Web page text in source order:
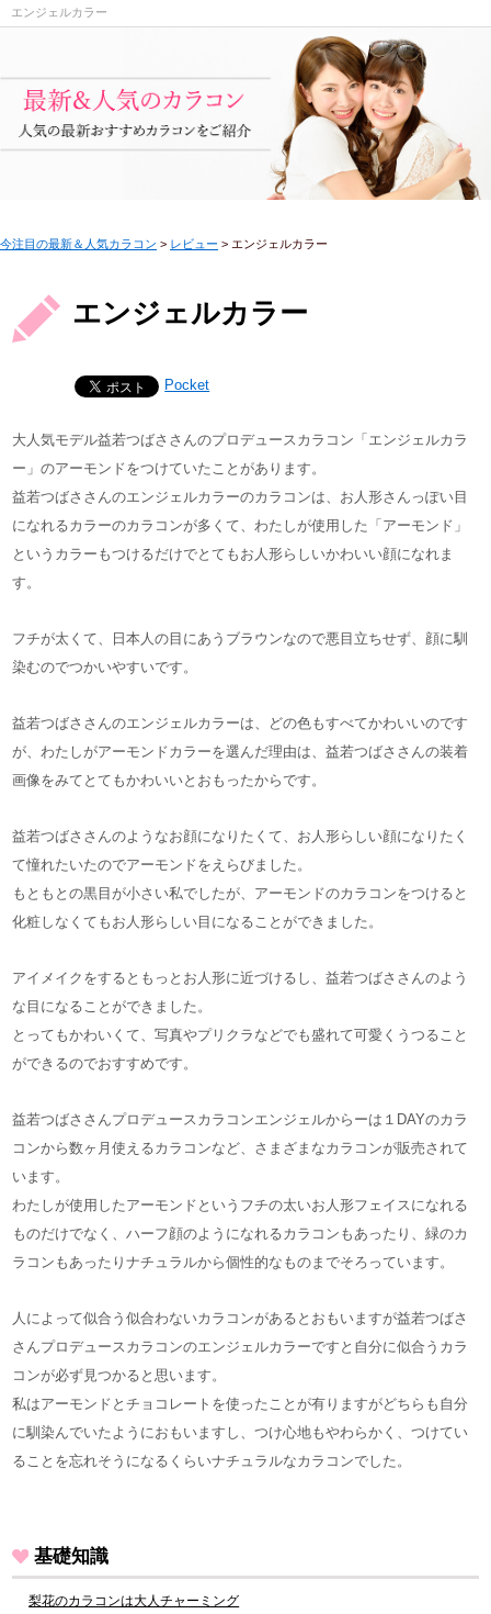
エンジェルカラー
今注目の最新＆人気カラコン > レビュー > エンジェルカラー
エンジェルカラー
Pocket
大人気モデル益若つばささんのプロデュースカラコン「エンジェルカラ
ー」のアーモンドをつけていたことがあります。
益若つばささんのエンジェルカラーのカラコンは、お人形さんっぽい目
になれるカラーのカラコンが多くて、わたしが使用した「アーモンド」
というカラーもつけるだけでとてもお人形らしいかわいい顔になれま
す。
フチが太くて、日本人の目にあうブラウンなので悪目立ちせず、顔に馴
染むのでつかいやすいです。
益若つばささんのエンジェルカラーは、どの色もすべてかわいいのです
が、わたしがアーモンドカラーを選んだ理由は、益若つばささんの装着
画像をみてとてもかわいいとおもったからです。
益若つばささんのようなお顔になりたくて、お人形らしい顔になりたく
て憧れたいたのでアーモンドをえらびました。
もともとの黒目が小さい私でしたが、アーモンドのカラコンをつけると
化粧しなくてもお人形らしい目になることができました。
アイメイクをするともっとお人形に近づけるし、益若つばささんのよう
な目になることができました。
とってもかわいくて、写真やプリクラなどでも盛れて可愛くうつること
ができるのでおすすめです。
益若つばささんプロデュースカラコンエンジェルからーは１DAYのカラ
コンから数ヶ月使えるカラコンなど、さまざまなカラコンが販売されて
います。
わたしが使用したアーモンドというフチの太いお人形フェイスになれる
ものだけでなく、ハーフ顔のようになれるカラコンもあったり、緑のカ
ラコンもあったりナチュラルから個性的なものまでそろっています。
人によって似合う似合わないカラコンがあるとおもいますが益若つばさ
さんプロデュースカラコンのエンジェルカラーですと自分に似合うカラ
コンが必ず見つかると思います。
私はアーモンドとチョコレートを使ったことが有りますがどちらも自分
に馴染んでいたようにおもいますし、つけ心地もやわらかく、つけてい
ることを忘れそうになるくらいナチュラルなカラコンでした。
基礎知識
梨花のカラコンは大人チャーミング